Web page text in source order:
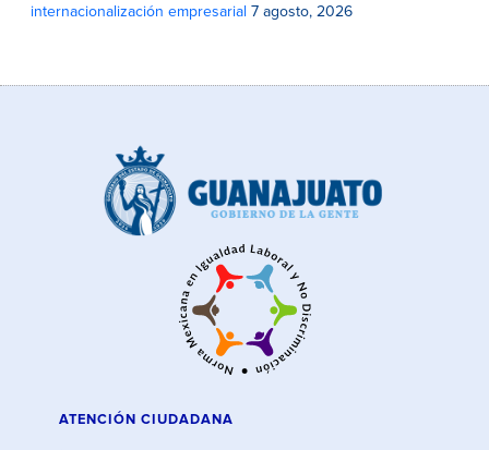
internacionalización empresarial 7 agosto, 2026
ATENCIÓN CIUDADANA